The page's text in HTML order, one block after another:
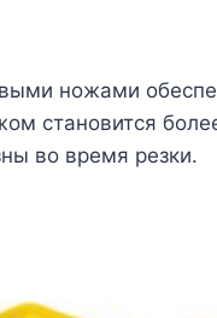
ножами
становится
во время резки.